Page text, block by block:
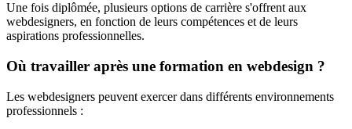
Une fois diplômée, plusieurs options de carrière s'offrent aux
webdesigners, en fonction de leurs compétences et de leurs
aspirations professionnelles.
Où travailler après une formation en webdesign ?
Les webdesigners peuvent exercer dans différents environnements
professionnels :